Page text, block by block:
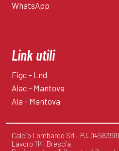
WhatsApp
Link utili
Figc - Lnd
Aiac - Mantova
Aia - Mantova
Calcio Lombardo Srl - P.I.
Lavoro 114, Brescia